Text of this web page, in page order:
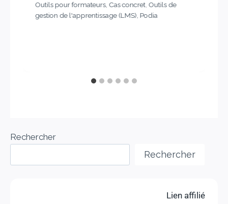
Outils pour formateurs, Cas concret, Outils de
gestion de l'apprentissage (LMS) Podia
Rechercher
Rechercher
Lien affilié